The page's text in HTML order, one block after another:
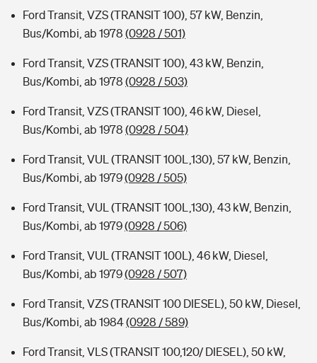
Ford Transit, VZS (TRANSIT 100), 57 kW, Benzin,
Bus/Kombi, ab 1978 (0928 / 501)
Ford Transit, VZS (TRANSIT 100), 43 kW, Benzin,
Bus/Kombi, ab 1978 (0928 / 503)
Ford Transit, VZS (TRANSIT 100), 46 kW, Diesel,
Bus/Kombi, ab 1978 (0928 / 504)
Ford Transit, VUL (TRANSIT 100L,130), 57 kW, Benzin,
Bus/Kombi, ab 1979(0928 / 505)
Ford Transit, VUL (TRANSIT 100L,130), 43 kW, Benzin,
Bus/Kombi, ab 1979(0928 / 506)
Ford Transit, VUL (TRANSIT 100L), 46 kW, Diesel,
Bus/Kombi, ab 1979(0928 / 507)
Ford Transit, VZS (TRANSIT 100 DIESEL), 50 kW, Diesel,
Bus/Kombi, ab 1984(0928 / 589)
Ford Transit, VLS (TRANSIT 100,120/ DIESEL), 50 kW,